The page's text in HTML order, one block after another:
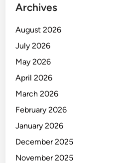
Archives
August 2026
July 2026
May 2026
April 2026
March 2026
February 2026
January 2026
December 2025
November 2025